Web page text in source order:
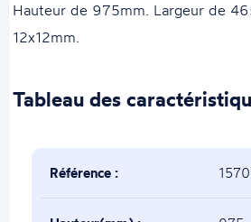
Hauteur de 975mm. Largeur de
12x12mm.
Tableau des
Référence :